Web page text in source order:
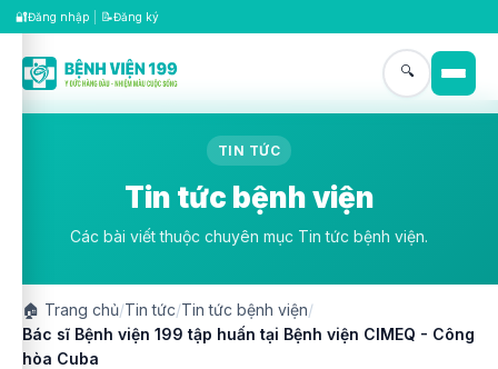
🔐Đăng nhập 📝Đăng ký
🔍
TIN TỨC
Tin tức bệnh viện
Các bài viết thuộc chuyên mục Tin tức bệnh viện.
🏠 Trang chủ/Tin tức/Tin tức bệnh viện/
Bác sĩ Bệnh viện 199 tập huấn tại Bệnh viện CIMEQ - Công
hòa Cuba